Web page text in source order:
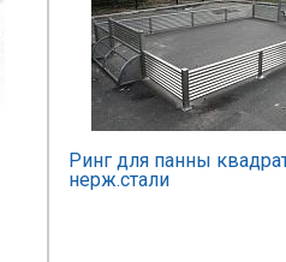
Ринг для панны
нерж.стали